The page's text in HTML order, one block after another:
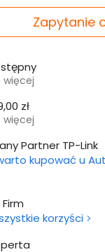
korzyści
Zapytanie
więcej
zł
więcej
Partner TP-Link
kupować u